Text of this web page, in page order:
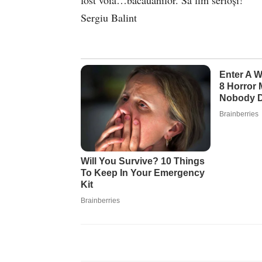
Sergiu Balint